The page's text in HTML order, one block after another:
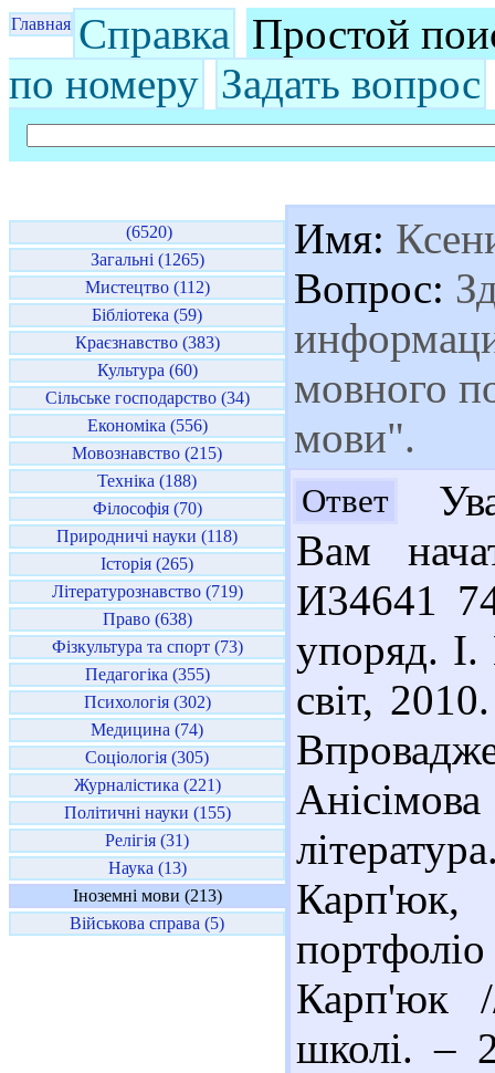
Главная Справка Простой
по номеру Задать вопрос
(6520)
Загальні (1265)
Мистецтво (112)
Бібліотека (59)
Краєзнавство (383)
Культура (60)
Сільське господарство (34)
Економіка (556)
Мовознавство (215)
Техніка (188)
Філософія (70)
Природничі науки (118)
Історія (265)
Літературознавство (719)
Право (638)
Фізкультура та спорт (73)
Педагогіка (355)
Психологія (302)
Медицина (74)
Соціологія (305)
Журналістика (221)
Політичні науки (155)
Релігія (31)
Наука (13)
Іноземні мови (213)
Військова справа (5)
Имя:
Вопрос:
мовного
мови".
Ответ
Вам
И34641
упоряд.
світ,
Карп'юк
школі. –